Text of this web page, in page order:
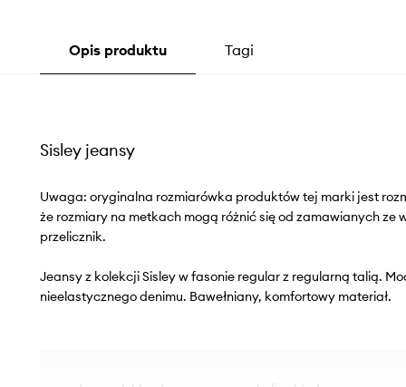
Opis produktu Tagi
Sisley jeansy
Uwaga: oryginalna rozmiarówka produktów tej marki jest
że rozmiary na metkach mogą różnić się od zamawianych ze
przelicznik.
Jeansy z kolekcji Sisley w fasonie regular z regularną talią.
nieelastycznego denimu. Bawełniany, komfortowy materiał.